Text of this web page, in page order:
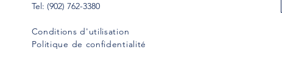
Tel: (902) 762-3380
Conditions d'utilisation
Politique de confidentialité